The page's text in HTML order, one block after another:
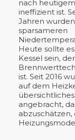
nach
ineffizient ist.
Jahren
sparsameren
Heute sollte
Kessel sein,
ist. Seit 2016
auf dem
angebracht,
abzuschätzen,